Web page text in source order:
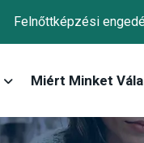
Felnőttképzési
Miért Minket